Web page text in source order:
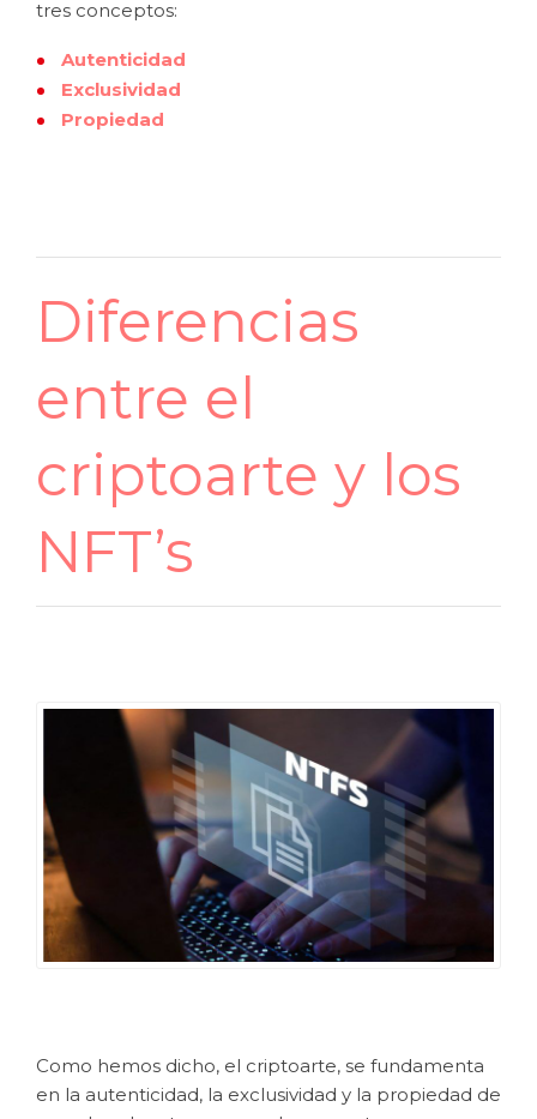
tres conceptos:
Autenticidad
Exclusividad
Propiedad
Diferencias
entre el
criptoarte y los
NFT’s
Como hemos dicho, el criptoarte, se fundamenta
en la autenticidad, la exclusividad y la propiedad de